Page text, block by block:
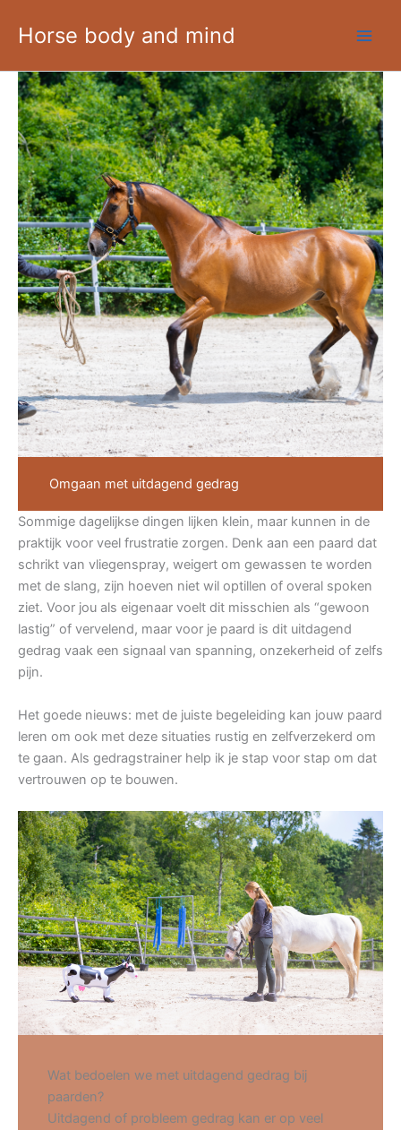
naar
inhoud
Horse body and mind
Omgaan met uitdagend gedrag
Sommige dagelijkse dingen lijken klein, maar kunnen in de
praktijk voor veel frustratie zorgen. Denk aan een paard dat
schrikt van vliegenspray, weigert om gewassen te worden
met de slang, zijn hoeven niet wil optillen of overal spoken
ziet. Voor jou als eigenaar voelt dit misschien als “gewoon
lastig” of vervelend, maar voor je paard is dit uitdagend
gedrag vaak een signaal van spanning, onzekerheid of zelfs
pijn.
Het goede nieuws: met de juiste begeleiding kan jouw paard
leren om ook met deze situaties rustig en zelfverzekerd om
te gaan. Als gedragstrainer help ik je stap voor stap om dat
vertrouwen op te bouwen.
Wat bedoelen we met uitdagend gedrag bij
paarden?
Uitdagend of probleem gedrag kan er op veel